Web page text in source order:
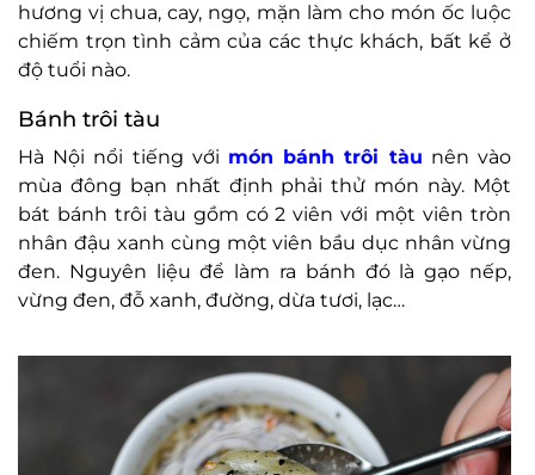
hương vị chua, cay, ngọ, mặn làm cho món ốc luộc
chiếm trọn tình cảm của các thực khách, bất kể ở
độ tuổi nào.
Bánh trôi tàu
Hà Nội nổi tiếng với món bánh trôi tàu nên vào
mùa đông bạn nhất định phải thử món này. Một
bát bánh trôi tàu gồm có 2 viên với một viên tròn
nhân đậu xanh cùng một viên bầu dục nhân vừng
đen. Nguyên liệu để làm ra bánh đó là gạo nếp,
vừng đen, đỗ xanh, đường, dừa tươi, lạc…